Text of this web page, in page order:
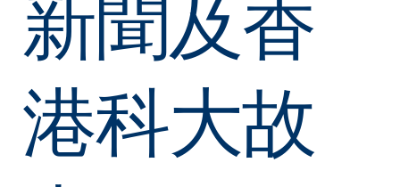
校友
傳媒
新聞及香
港科大故